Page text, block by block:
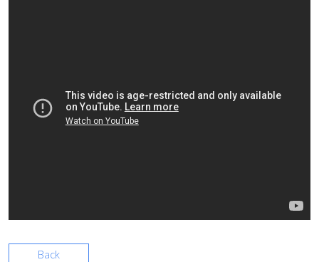
Back